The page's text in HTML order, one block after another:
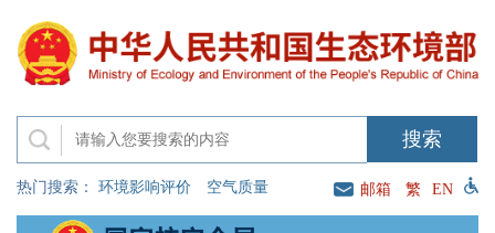
热门搜索： 环境影响评价 空气质量 邮箱 繁 EN